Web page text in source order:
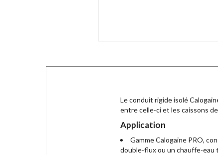
Le conduit rigide isolé
entre celle-ci et les caissons
Application
Gamme Calogaine PRO,
double-flux ou un chauffe-eau